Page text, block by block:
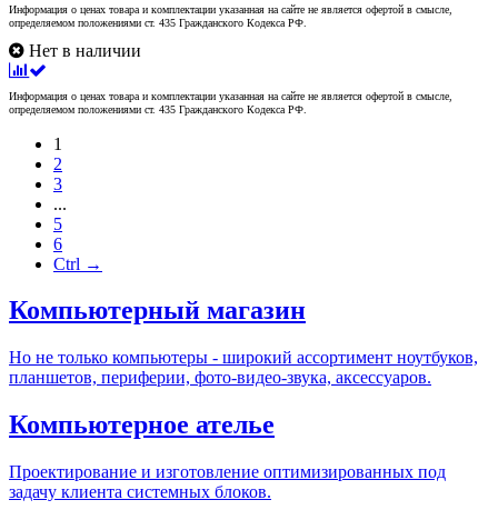
Информация о ценах товара и комплектации указанная на сайте не является офертой в смысле,
определяемом положениями ст. 435 Гражданского Кодекса РФ.
Нет в наличии
Информация о ценах товара и комплектации указанная на сайте не является офертой в смысле,
определяемом положениями ст. 435 Гражданского Кодекса РФ.
1
2
3
...
5
6
Ctrl →
Компьютерный магазин
Но не только компьютеры - широкий ассортимент ноутбуков,
планшетов, периферии, фото-видео-звука, аксессуаров.
Компьютерное ателье
Проектирование и изготовление оптимизированных под
задачу клиента системных блоков.